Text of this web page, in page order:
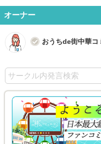
オーナー
おうちde街中華コ